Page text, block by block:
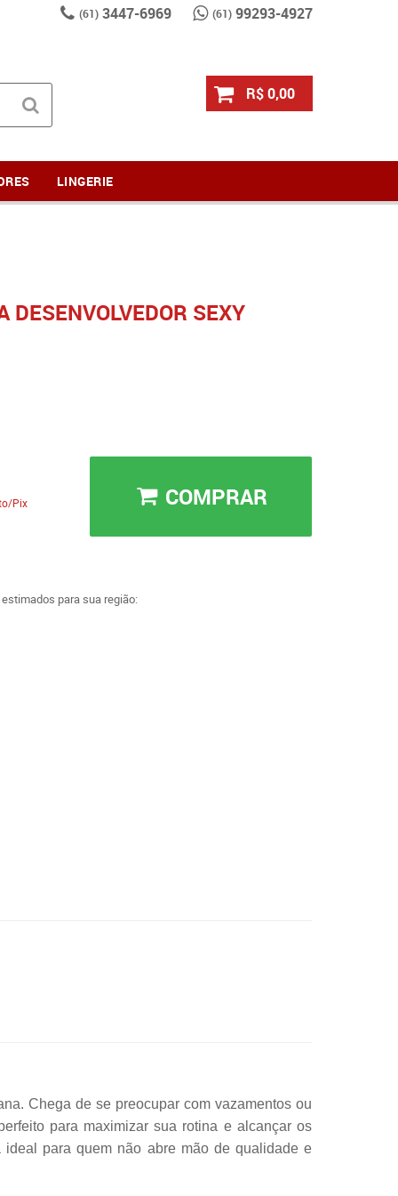
(61)3447-6969 (61)99293-4927
R$ 0,00
LINGERIE
DESENVOLVEDOR SEXY
Pix
COMPRAR
para sua região:
Chega de se preocupar com vazamentos ou
para maximizar sua rotina e alcançar os
para quem não abre mão de qualidade e